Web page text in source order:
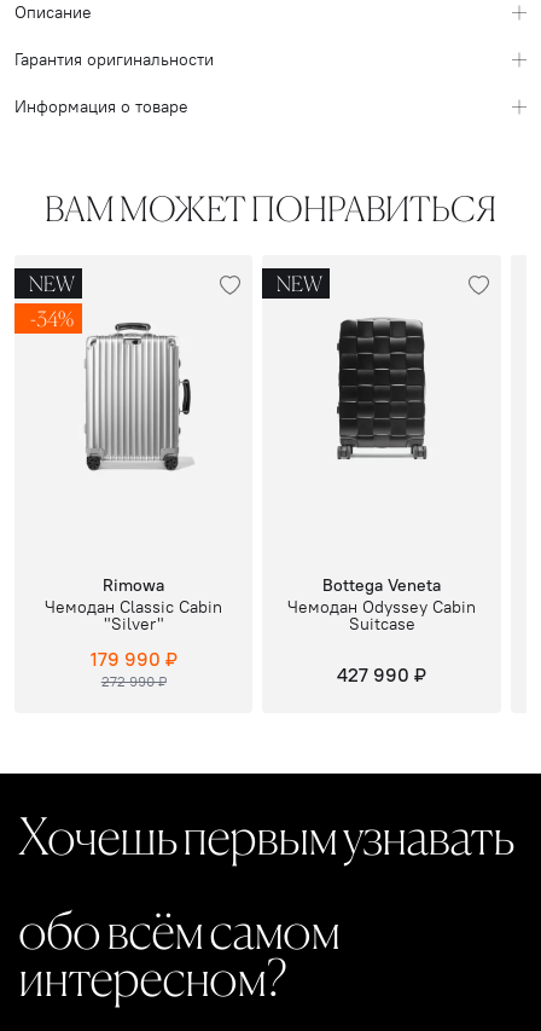
Описание
Гарантия оригинальности
Информация о товаре
ВАМ МОЖЕТ ПОНРАВИТЬСЯ
NEW
-34%
Rimowa
Чемодан Classic Cabin
"Silver"
272 990 ₽
179 990 ₽
NEW
Bottega Veneta
Чемодан Odyssey Cabin
Suitcase
427 990 ₽
Хочешь первым узнавать
обо всём самом
интересном?